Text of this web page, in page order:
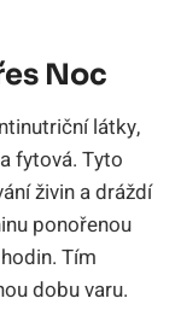
Noc
látky,
fytová. Tyto
živin a dráždí
ponořenou
Tím
dobu varu.